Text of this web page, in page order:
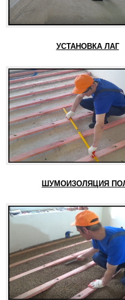
УСТАНОВКА ЛАГ
ШУМОИЗОЛЯЦИЯ